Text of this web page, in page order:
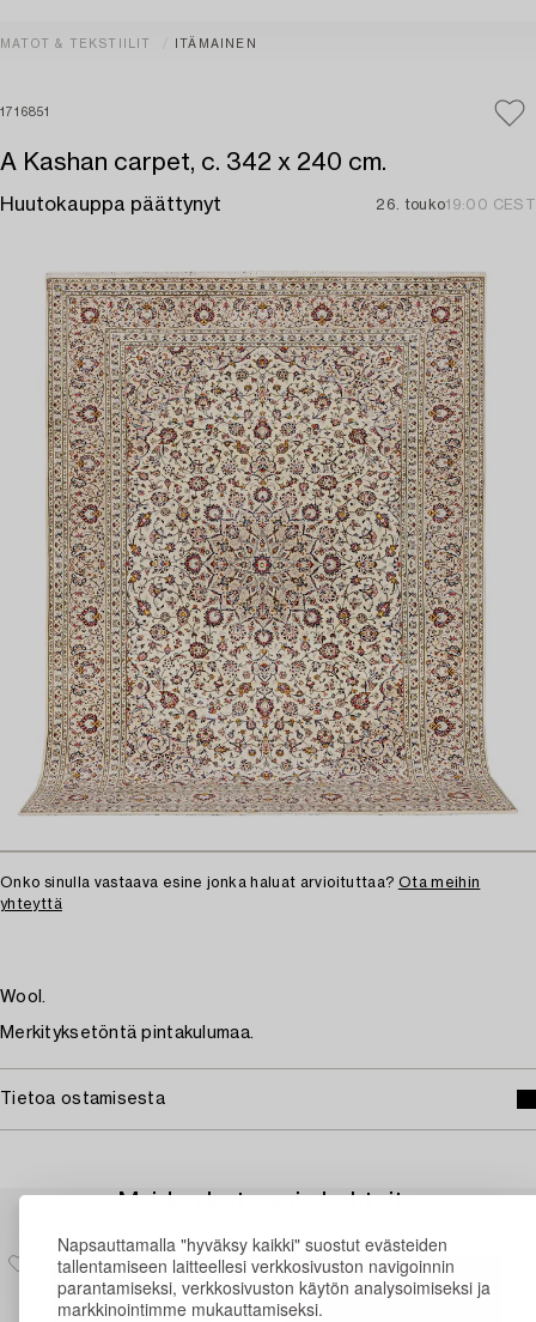
Napsauttamalla "hyväksy kaikki" suostut evästeiden
tallentamiseen laitteellesi verkkosivuston navigoinnin
parantamiseksi, verkkosivuston käytön analysoimiseksi ja
markkinointimme mukauttamiseksi.
MATOT & TEKSTIILIT ITÄMAINEN
1716851
A Kashan carpet, c. 342 x 240 cm.
Huutokauppa päättynyt 26. touko19:00 CEST
Onko sinulla vastaava esine jonka haluat arvioituttaa? Ota meihin
yhteyttä
Wool.
Merkityksetöntä pintakulumaa.
Tietoa ostamisesta
Muiden katsomia kohteita